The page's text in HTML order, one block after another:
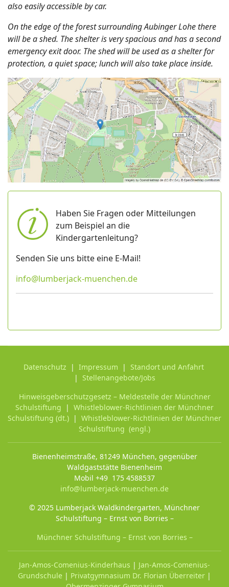
also easily accessible by car.
On the edge of the forest surrounding Aubinger Lohe there
will be a shed. The shelter is very spacious and has a second
emergency exit door. The shed will be used as a shelter for
protection, a quiet space; lunch will also take place inside.
Haben Sie Fragen oder Mitteilungen
zum Beispiel an die
Kindergartenleitung?
Senden Sie uns bitte eine E-Mail!
info@lumberjack-muenchen.de
Datenschutz | Impressum | Standort und Anfahrt
| Stellenangebote/Jobs
Hinweisgeberschutzgesetz – Meldestelle der Münchner
Schulstiftung | Whistleblower-Richtlinien der Münchner
Schulstiftung (dt.) | Whistleblower-Richtlinien der Münchner
Schulstiftung (engl.)
Bienenheimstraße, 81249 München, gegenüber
Waldgaststätte Bienenheim
Mobil +49 175 4588537
info@lumberjack-muenchen.de
© 2025 Lumberjack Waldkindergarten, Münchner
Schulstiftung – Ernst von Borries –
Münchner Schulstiftung – Ernst von Borries –
Jan-Amos-Comenius-Kinderhaus | Jan-Amos-Comenius-
Grundschule | Privatgymnasium Dr. Florian Überreiter |